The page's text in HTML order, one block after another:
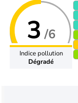
3 /6
Indice pollution
Dégradé